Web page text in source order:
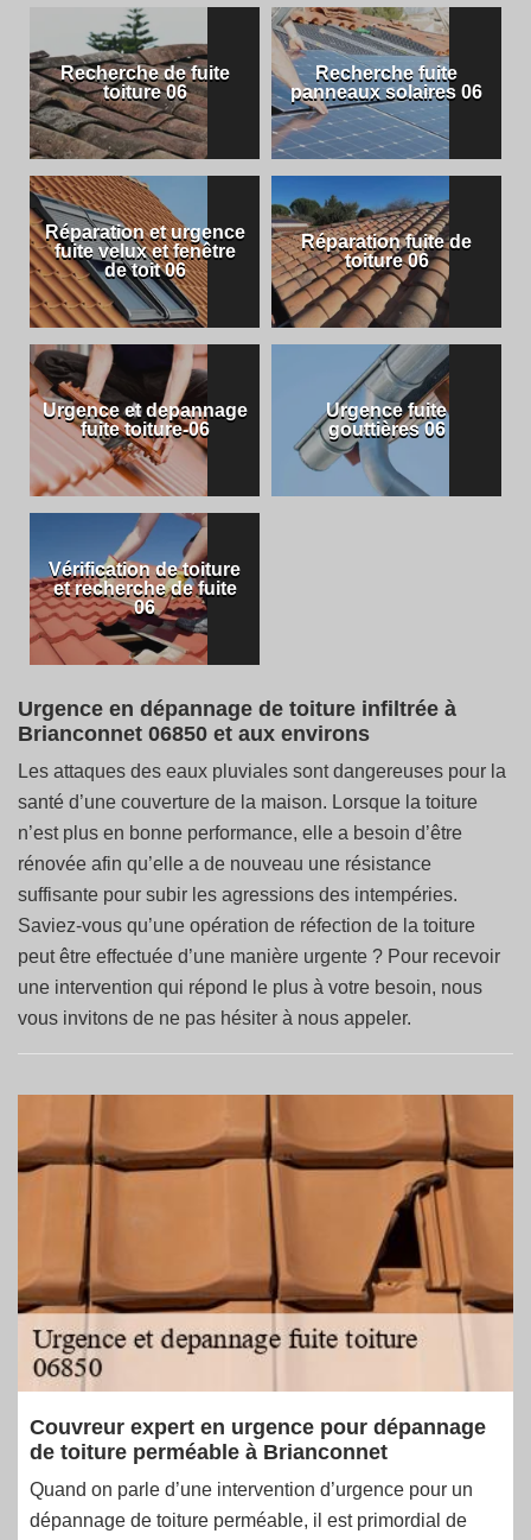
Recherche de fuite
toiture 06
Recherche fuite
panneaux solaires 06
Réparation et urgence
fuite velux et fenêtre
de toit 06
Réparation fuite de
toiture 06
Urgence et depannage
fuite toiture-06
Urgence fuite
gouttières 06
Vérification de toiture
et recherche de fuite
06
Urgence en dépannage de toiture infiltrée à
Brianconnet 06850 et aux environs
Les attaques des eaux pluviales sont dangereuses pour la
santé d’une couverture de la maison. Lorsque la toiture
n’est plus en bonne performance, elle a besoin d’être
rénovée afin qu’elle a de nouveau une résistance
suffisante pour subir les agressions des intempéries.
Saviez-vous qu’une opération de réfection de la toiture
peut être effectuée d’une manière urgente ? Pour recevoir
une intervention qui répond le plus à votre besoin, nous
vous invitons de ne pas hésiter à nous appeler.
Couvreur expert en urgence pour dépannage
de toiture perméable à Brianconnet
Quand on parle d’une intervention d’urgence pour un
dépannage de toiture perméable, il est primordial de